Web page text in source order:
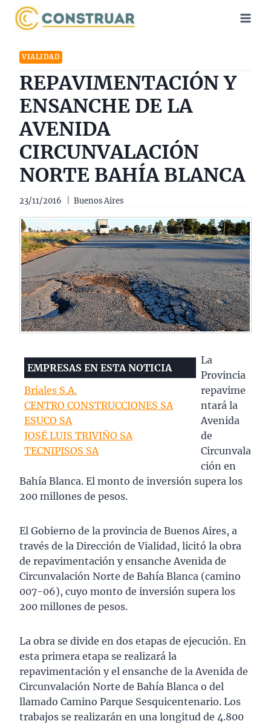
Saltar
VIALIDAD
REPAVIMENTACIÓN Y
ENSANCHE DE LA
AVENIDA
CIRCUNVALACIÓN
NORTE BAHÍA BLANCA
23/11/2016 Buenos Aires
EMPRESAS EN ESTA NOTICIA
Briales S.A.
CENTRO CONSTRUCCIONES SA
ESUCO SA
JOSÉ LUIS TRIVIÑO SA
TECNIPISOS SA
La
Provincia
repavime
ntará la
Avenida
de
Circunvala
ción en
Bahía Blanca. El monto de inversión supera los
200 millones de pesos.
El Gobierno de la provincia de Buenos Aires, a
través de la Dirección de Vialidad, licitó la obra
de repavimentación y ensanche Avenida de
Circunvalación Norte de Bahía Blanca (camino
007-06), cuyo monto de inversión supera los
200 millones de pesos.
La obra se divide en dos etapas de ejecución. En
esta primera etapa se realizará la
repavimentación y el ensanche de la Avenida de
Circunvalación Norte de Bahía Blanca o del
llamado Camino Parque Sesquicentenario. Los
trabajos se realizarán en una longitud de 4.800